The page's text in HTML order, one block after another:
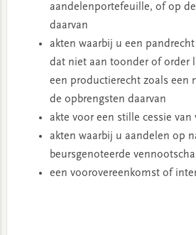
aandelenportefeuille, of op
daarvan
akten waarbij u een
dat niet aan toonder of order
een productierecht zoals een
de opbrengsten daarvan
akte voor een stille cessie van
akten waarbij u aandelen op
beursgenoteerde
een voorovereenkomst of